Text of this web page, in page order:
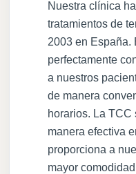
Nuestra clínica
tratamientos de
2003 en España.
perfectamente
a nuestros
de manera
horarios. La
manera efectiva
proporciona a
mayor